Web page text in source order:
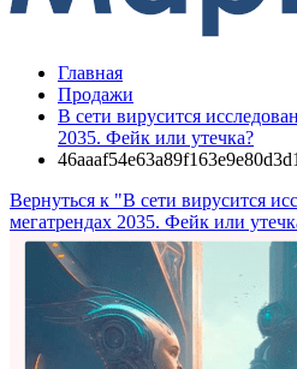
Главная
Продажи
В сети вирусится
2035. Фейк или утечка?
Вернуться к "В сети вирусится
мегатрендах 2035. Фейк или